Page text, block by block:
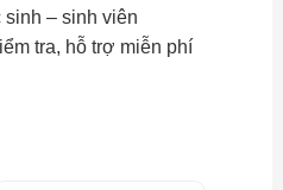
sinh – sinh viên
tra, hỗ trợ miễn phí